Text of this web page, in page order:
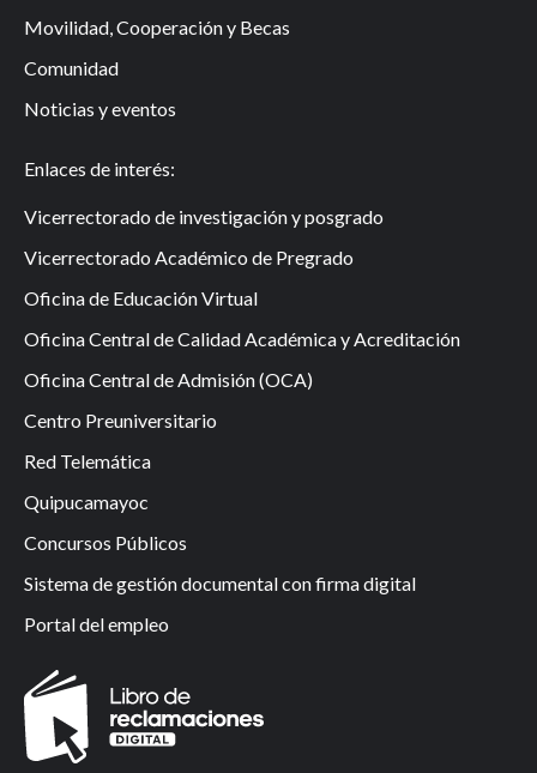
Movilidad, Cooperación y Becas
Comunidad
Noticias y eventos
Enlaces de interés:
Vicerrectorado de investigación y posgrado
Vicerrectorado Académico de Pregrado
Oficina de Educación Virtual
Oficina Central de Calidad Académica y Acreditación
Oficina Central de Admisión (OCA)
Centro Preuniversitario
Red Telemática
Quipucamayoc
Concursos Públicos
Sistema de gestión documental con firma digital
Portal del empleo